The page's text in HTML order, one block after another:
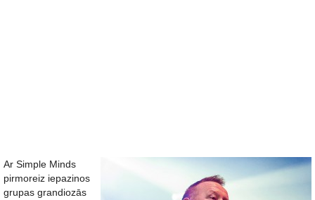
Ar Simple Minds
pirmoreiz iepazinos
grupas grandiozās